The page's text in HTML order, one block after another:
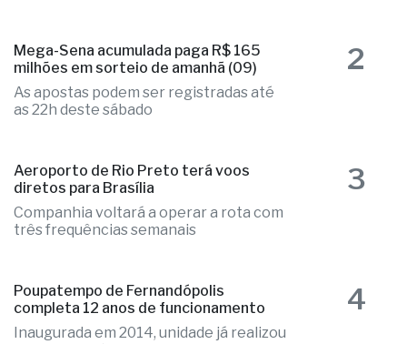
Mega-Sena acumulada paga R$ 165
milhões em sorteio de amanhã (09)
As apostas podem ser registradas até
as 22h deste sábado
2
Aeroporto de Rio Preto terá voos
diretos para Brasília
Companhia voltará a operar a rota com
três frequências semanais
3
Poupatempo de Fernandópolis
completa 12 anos de funcionamento
Inaugurada em 2014, unidade já realizou
4